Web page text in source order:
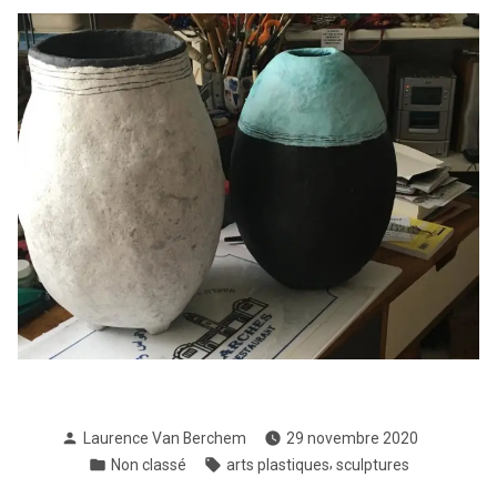
Publié
par
Laurence Van Berchem
29 novembre 2020
Publié
Non classé Étiquettes :
arts plastiques, sculptures